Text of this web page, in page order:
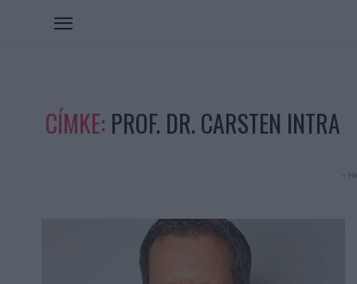
CÍMKE: PROF. DR. CARSTEN INTRA
-